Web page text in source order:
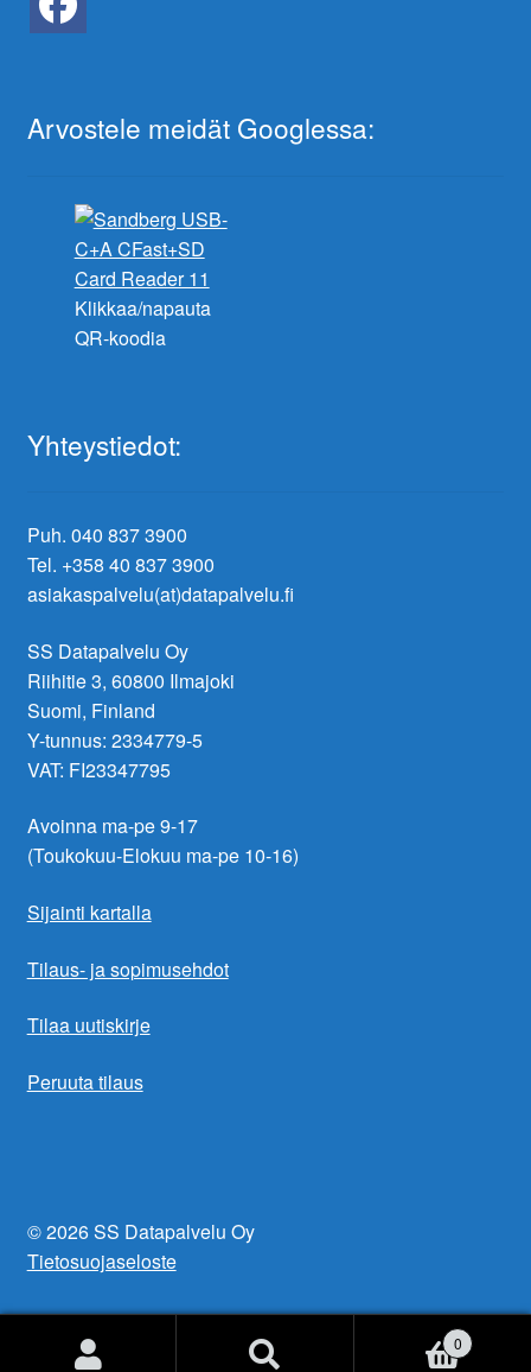
Arvostele meidät Googlessa:
Klikkaa/napauta
QR-koodia
Yhteystiedot:
Puh. 040 837 3900
Tel. +358 40 837 3900
asiakaspalvelu(at)datapalvelu.fi
SS Datapalvelu Oy
Riihitie 3, 60800 Ilmajoki
Suomi, Finland
Y-tunnus: 2334779-5
VAT: FI23347795
Avoinna ma-pe 9-17
(Toukokuu-Elokuu ma-pe 10-16)
Sijainti kartalla
Tilaus- ja sopimusehdot
Tilaa uutiskirje
Peruuta tilaus
© 2026 SS Datapalvelu Oy
Tietosuojaseloste
0